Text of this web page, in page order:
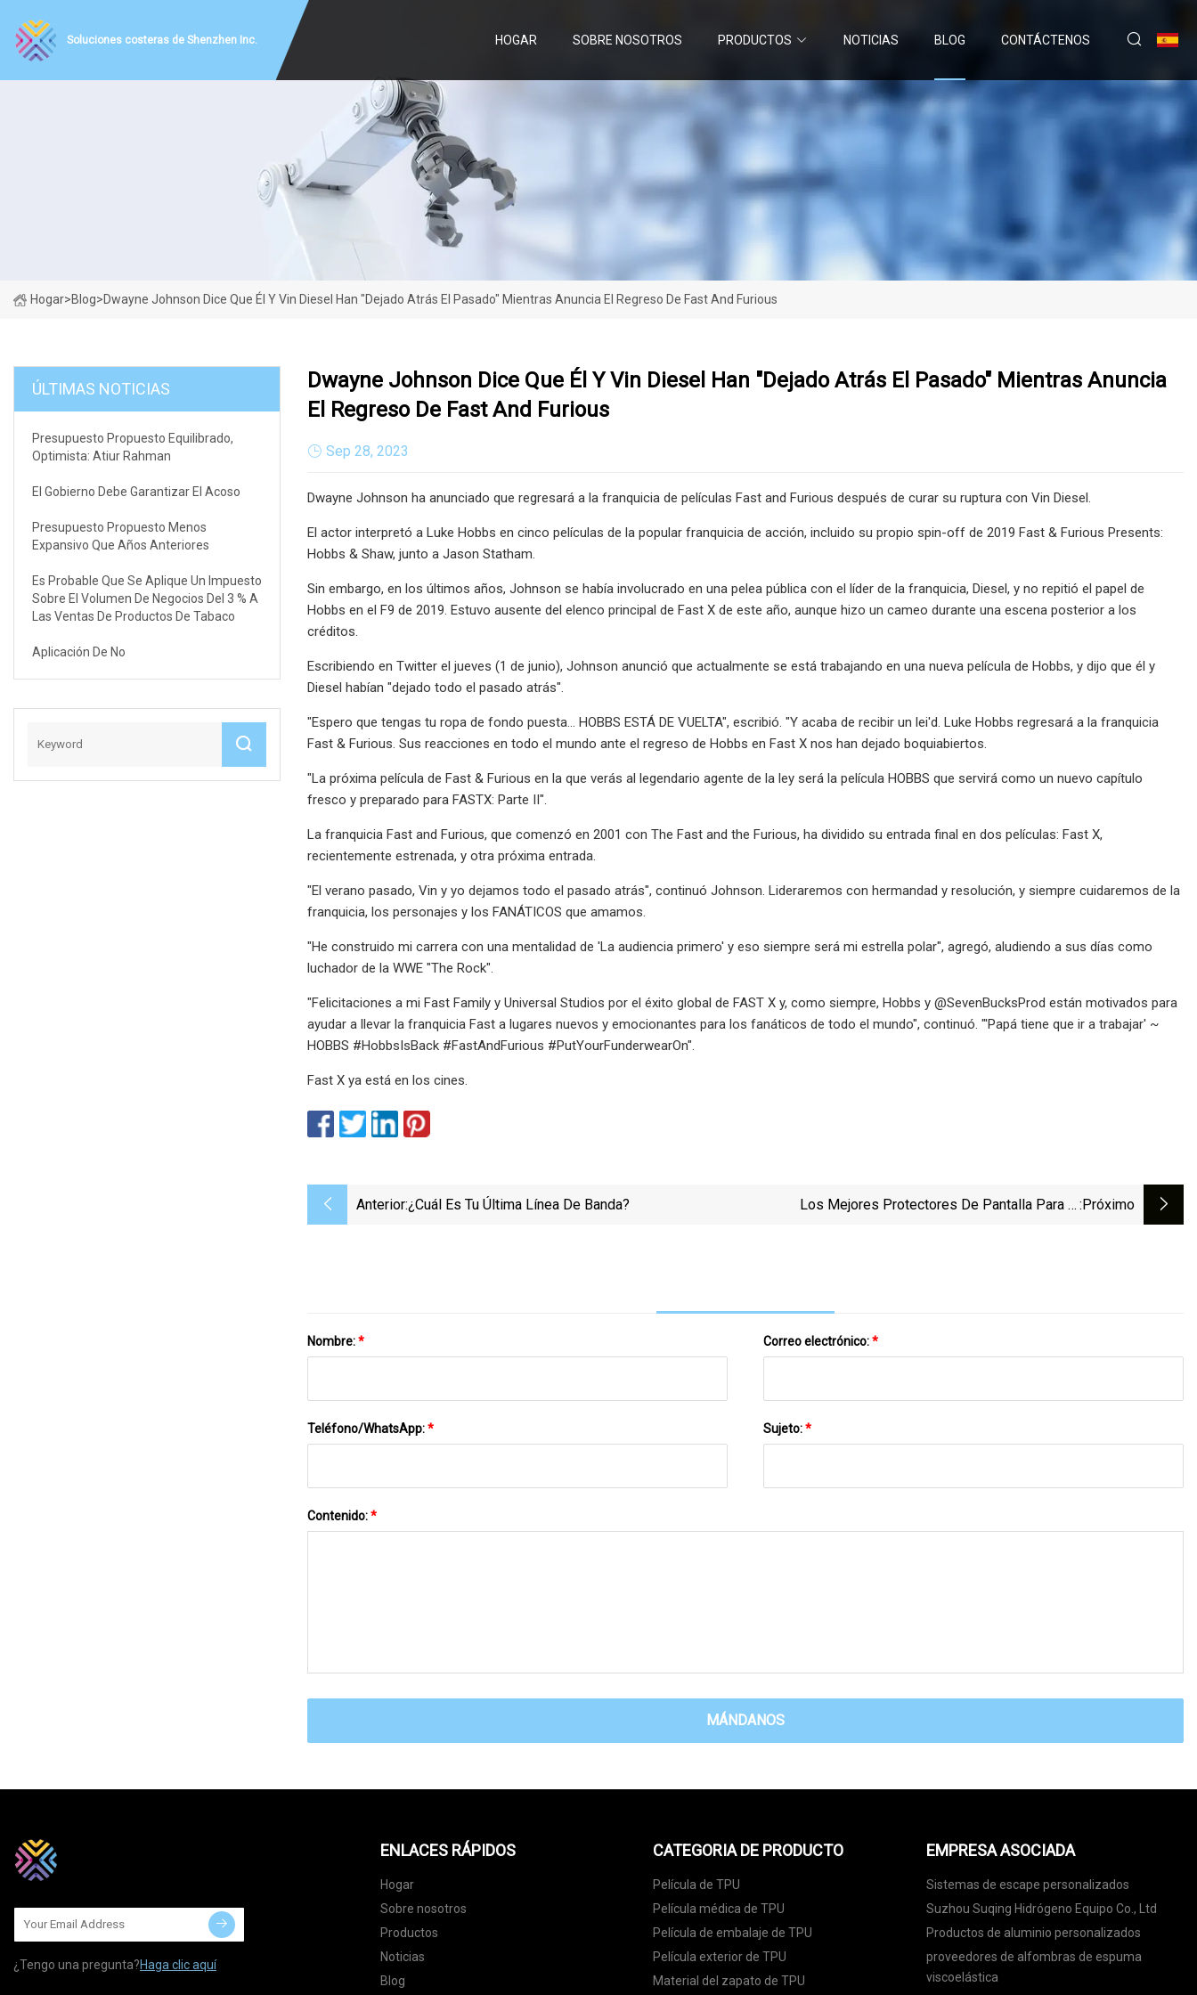
Soluciones costeras de Shenzhen Inc. HOGAR SOBRE NOSOTROS PRODUCTOS NOTICIAS BLOG CONTÁCTENOS
Hogar>Blog>Dwayne Johnson Dice Que Él Y Vin Diesel Han "dejado Atrás El Pasado" Mientras Anuncia El Regreso De Fast And Furious
ÚLTIMAS NOTICIAS
Presupuesto Propuesto Equilibrado,
Optimista: Atiur Rahman
El Gobierno Debe Garantizar El Acoso
Presupuesto Propuesto Menos
Expansivo Que Años Anteriores
Es Probable Que Se Aplique Un Impuesto
Sobre El Volumen De Negocios Del 3 % A
Las Ventas De Productos De Tabaco
Aplicación De No
Dwayne Johnson Dice Que Él Y Vin Diesel Han "dejado Atrás El Pasado" Mientras Anuncia
El Regreso De Fast And Furious
Sep 28, 2023
Dwayne Johnson ha anunciado que regresará a la franquicia de películas Fast and Furious después de curar su ruptura con Vin Diesel.
El actor interpretó a Luke Hobbs en cinco películas de la popular franquicia de acción, incluido su propio spin-off de 2019 Fast & Furious Presents:
Hobbs & Shaw, junto a Jason Statham.
Sin embargo, en los últimos años, Johnson se había involucrado en una pelea pública con el líder de la franquicia, Diesel, y no repitió el papel de
Hobbs en el F9 de 2019. Estuvo ausente del elenco principal de Fast X de este año, aunque hizo un cameo durante una escena posterior a los
créditos.
Escribiendo en Twitter el jueves (1 de junio), Johnson anunció que actualmente se está trabajando en una nueva película de Hobbs, y dijo que él y
Diesel habían "dejado todo el pasado atrás".
"Espero que tengas tu ropa de fondo puesta... HOBBS ESTÁ DE VUELTA", escribió. "Y acaba de recibir un lei'd. Luke Hobbs regresará a la franquicia
Fast & Furious. Sus reacciones en todo el mundo ante el regreso de Hobbs en Fast X nos han dejado boquiabiertos.
"La próxima película de Fast & Furious en la que verás al legendario agente de la ley será la película HOBBS que servirá como un nuevo capítulo
fresco y preparado para FASTX: Parte II".
La franquicia Fast and Furious, que comenzó en 2001 con The Fast and the Furious, ha dividido su entrada final en dos películas: Fast X,
recientemente estrenada, y otra próxima entrada.
"El verano pasado, Vin y yo dejamos todo el pasado atrás", continuó Johnson. Lideraremos con hermandad y resolución, y siempre cuidaremos de la
franquicia, los personajes y los FANÁTICOS que amamos.
"He construido mi carrera con una mentalidad de 'La audiencia primero' y eso siempre será mi estrella polar", agregó, aludiendo a sus días como
luchador de la WWE "The Rock".
"Felicitaciones a mi Fast Family y Universal Studios por el éxito global de FAST X y, como siempre, Hobbs y @SevenBucksProd están motivados para
ayudar a llevar la franquicia Fast a lugares nuevos y emocionantes para los fanáticos de todo el mundo", continuó. "'Papá tiene que ir a trabajar' ~
HOBBS #HobbsIsBack #FastAndFurious #PutYourFunderwearOn".
Fast X ya está en los cines.
Anterior:¿Cuál Es Tu Última Línea De Banda?
Los Mejores Protectores De Pantalla Para El :próximo
Nombre:* Correo electrónico:*
Teléfono/WhatsApp:* Sujeto:*
Contenido:*
MÁNDANOS
¿Tengo una pregunta?Haga clic aquí
ENLACES RÁPIDOS
Hogar
Sobre nosotros
Productos
Noticias
Blog
CATEGORIA DE PRODUCTO
Película de TPU
Película médica de TPU
Película de embalaje de TPU
Película exterior de TPU
Material del zapato de TPU
EMPRESA ASOCIADA
Sistemas de escape personalizados
Suzhou Suqing Hidrógeno Equipo Co., Ltd
Productos de aluminio personalizados
proveedores de alfombras de espuma
viscoelástica